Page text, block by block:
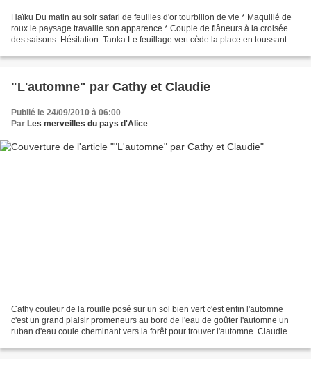
Haïku Du matin au soir safari de feuilles d'or tourbillon de vie * Maquillé de
roux le paysage travaille son apparence * Couple de flâneurs à la croisée
des saisons. Hésitation. Tanka Le feuillage vert cède la place en toussant
"L'automne" par Cathy et Claudie
Publié le 24/09/2010 à 06:00
Par Les merveilles du pays d'Alice
Cathy couleur de la rouille posé sur un sol bien vert c'est enfin l'automne
c'est un grand plaisir promeneurs au bord de l'eau de goûter l'automne un
ruban d'eau coule cheminant vers la forêt pour trouver l'automne. Claudie